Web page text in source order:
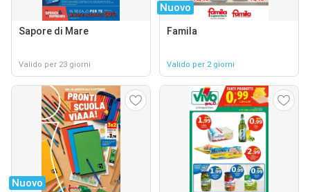
Sapore di Mare
Valido per 23 giorni
Nuovo
Famila
Valido per 2 giorni
Nuovo